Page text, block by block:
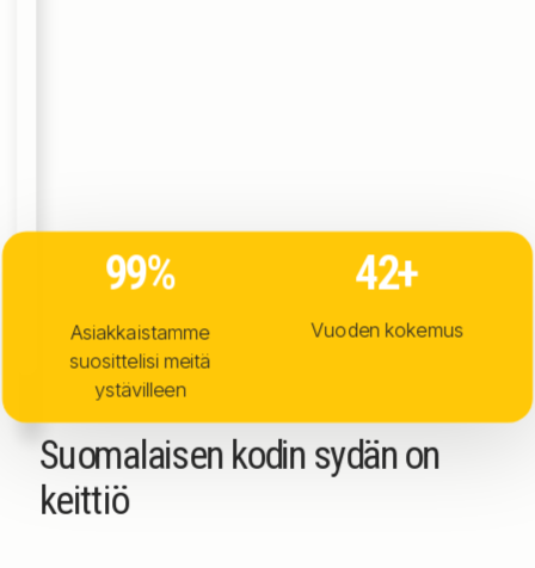
99%
Asiakkaistamme
suosittelisi meitä
ystävilleen
42+
Vuoden kokemus
Suomalaisen kodin sydän on
keittiö